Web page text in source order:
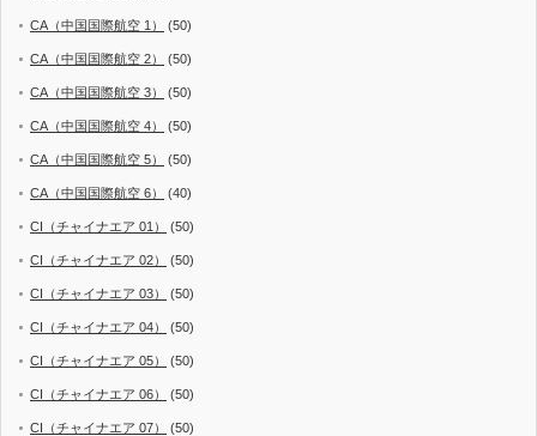
CA（中国国際航空 1） (50)
CA（中国国際航空 2） (50)
CA（中国国際航空 3） (50)
CA（中国国際航空 4） (50)
CA（中国国際航空 5） (50)
CA（中国国際航空 6） (40)
CI（チャイナエア 01） (50)
CI（チャイナエア 02） (50)
CI（チャイナエア 03） (50)
CI（チャイナエア 04） (50)
CI（チャイナエア 05） (50)
CI（チャイナエア 06） (50)
CI（チャイナエア 07） (50)